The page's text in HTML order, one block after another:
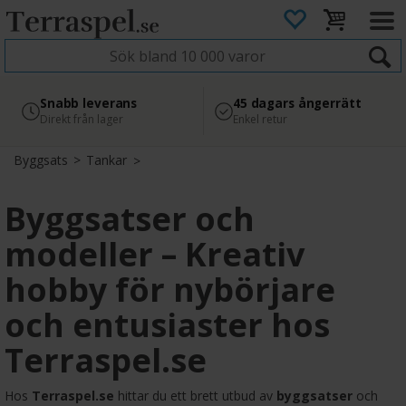
4.8
Läs omdömen på Google
Säker betalning
med Svea
Snabb leverans
Direkt från lager
45 dagars ångerrätt
Enkel retur
Byggsats>Tankar
Byggsatser och
modeller – Kreativ
hobby för nybörjare
och entusiaster hos
Terraspel.se
Hos Terraspel.se hittar du ett brett utbud av byggsatser och